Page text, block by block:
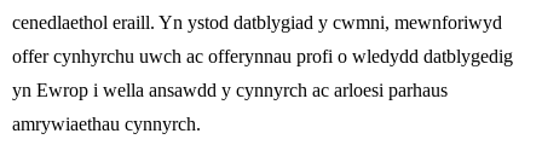
cenedlaethol eraill. Yn ystod datblygiad y cwmni, mewnforiwyd
offer cynhyrchu uwch ac offerynnau profi o wledydd datblygedig
yn Ewrop i wella ansawdd y cynnyrch ac arloesi parhaus
amrywiaethau cynnyrch.